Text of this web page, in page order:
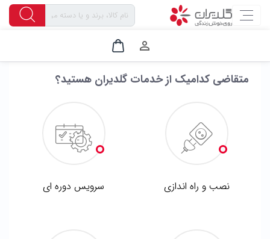
متقاضی کدامیک از خدمات گلدیران هستید؟
نصب و راه اندازی سرویس دوره ای